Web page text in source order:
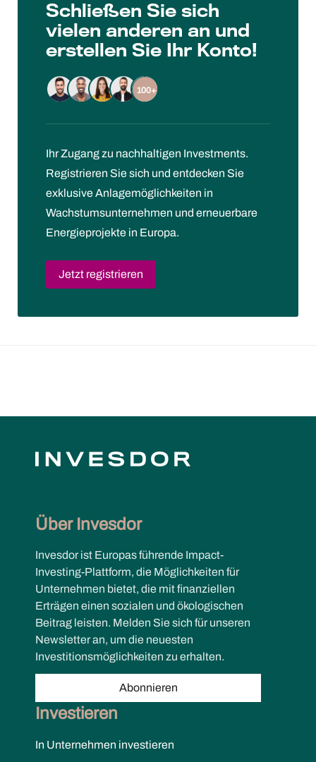
Schließen Sie sich
vielen anderen an und
erstellen Sie Ihr Konto!
100+
Ihr Zugang zu nachhaltigen Investments.
Registrieren Sie sich und entdecken Sie
exklusive Anlagemöglichkeiten in
Wachstumsunternehmen und erneuerbare
Energieprojekte in Europa.
Jetzt registrieren
Über Invesdor
Invesdor ist Europas führende Impact-
Investing-Plattform, die Möglichkeiten für
Unternehmen bietet, die mit finanziellen
Erträgen einen sozialen und ökologischen
Beitrag leisten. Melden Sie sich für unseren
Newsletter an, um die neuesten
Investitionsmöglichkeiten zu erhalten.
Abonnieren
Investieren
In Unternehmen investieren